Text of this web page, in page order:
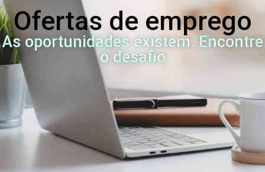
Ofertas de emprego
As oportunidades existem. Encontre
o desafio
ENVIO DE
PHARMA
TRAINING